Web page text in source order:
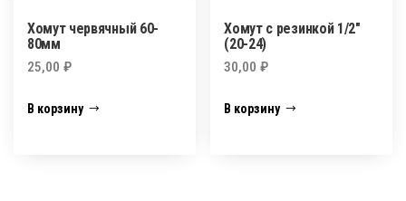
Хомут червячный 60-
80мм
25,00 ₽
В корзину
Хомут с резинкой 1/2″
(20-24)
30,00₽
В корзину